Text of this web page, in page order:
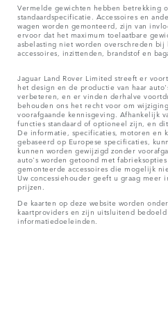
Vermelde gewichten hebben betrekking
standaardspecificatie. Accessoires en
wagen worden gemonteerd, zijn van
ervoor dat het maximum toelaatbare
asbelasting niet worden overschreden
accessoires, inzittenden, brandstof en
Jaguar Land Rover Limited streeft er
het design en de productie van haar
verbeteren, en er vinden derhalve
behouden ons het recht voor om
voorafgaande kennisgeving. Afhankelijk
functies standaard of optioneel zijn, en
De informatie, specificaties, motoren en
gebaseerd op Europese specificaties,
kunnen worden gewijzigd zonder
auto's worden getoond met
gemonteerde accessoires die mogelijk
Uw concessiehouder geeft u graag meer
prijzen.
De kaarten op deze website worden
kaartproviders en zijn uitsluitend
informatiedoeleinden.